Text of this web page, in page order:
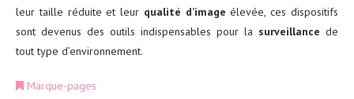
leur taille réduite et leur qualité d’image élevée, ces dispositifs
sont devenus des outils indispensables pour la surveillance de
tout type d’environnement.
Marque-pages